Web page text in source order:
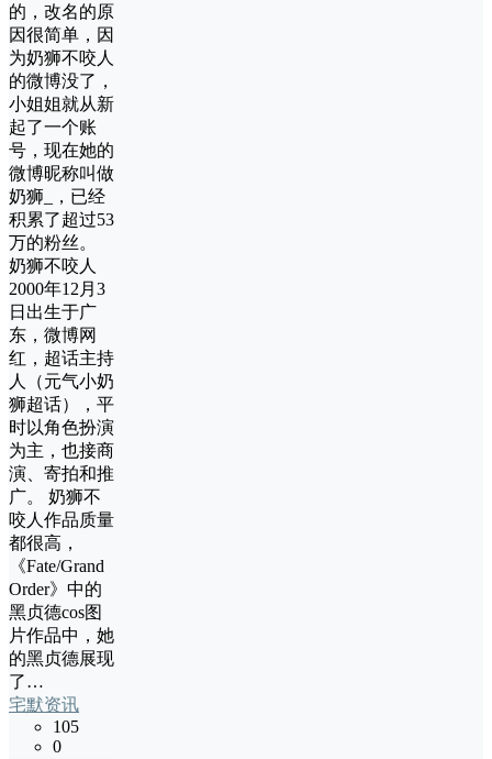
的，改名的原
因很简单，因
为奶狮不咬人
的微博没了，
小姐姐就从新
起了一个账
号，现在她的
微博昵称叫做
奶狮_，已经
积累了超过53
万的粉丝。
奶狮不咬人
2000年12月3
日出生于广
东，微博网
红，超话主持
人（元气小奶
狮超话），平
时以角色扮演
为主，也接商
演、寄拍和推
广。 奶狮不
咬人作品质量
都很高，
《Fate/Grand
Order》中的
黑贞德cos图
片作品中，她
的黑贞德展现
了…
宅默资讯
105
0